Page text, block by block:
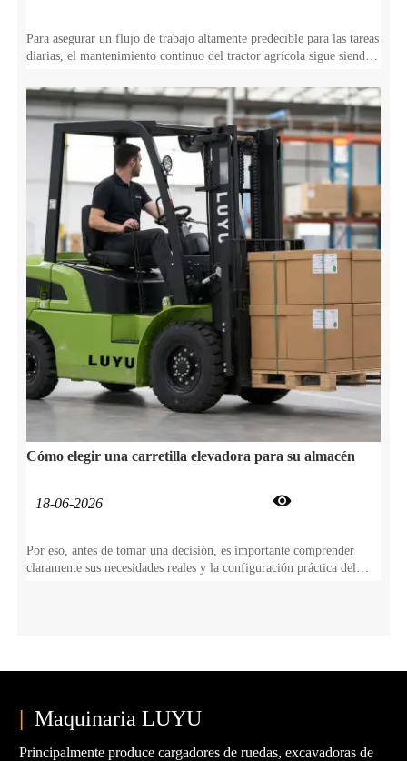
Para asegurar un flujo de trabajo altamente predecible para las tareas
diarias, el mantenimiento continuo del tractor agrícola sigue siendo
desgaste repentino de los componentes, sino que también protege
directamente su tractor agrícola durante años de servicio confiable
en el campo.
Cómo elegir una carretilla elevadora para su almacén
18-06-2026 
Por eso, antes de tomar una decisión, es importante comprender
claramente sus necesidades reales y la configuración práctica del
| Maquinaria LUYU
Principalmente produce cargadores de ruedas, excavadoras de